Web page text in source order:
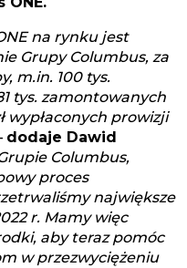
na rynku jest
Grupy Columbus, za
m.in. 100 tys.
tys. zamontowanych
wypłaconych prowizji
dodaje Dawid
Columbus,
proces
największe
r. Mamy więc
aby teraz pomóc
w przezwyciężeniu